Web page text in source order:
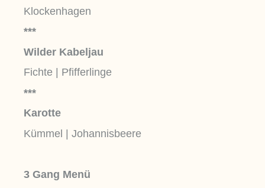
Klockenhagen
***
Wilder Kabeljau
Fichte | Pfifferlinge
***
Karotte
Kümmel | Johannisbeere
3 Gang Menü